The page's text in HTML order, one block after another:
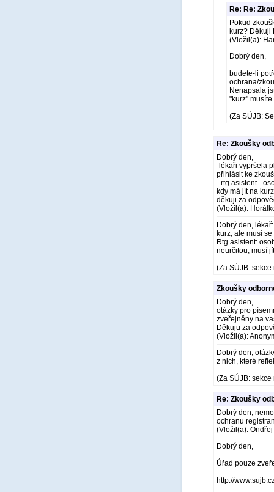
Re: Re:
Pokud
kurz? Děkuji
(Vložil(a):
Dobrý den,
budete-li
ochrana/
Nenapsala
"kurz"
(Za SÚJB:
Re: Zkoušky
Dobrý den,
-lékaři vypršela
přihlásit ke
- rtg asistent -
kdy má jít na kurz
děkuji za
(Vložil(a):
Dobrý den,
kurz, ale musí
Rtg asistent:
neurčitou, musí
(Za SÚJB:
Zkoušky
Dobrý den,
otázky pro
zveřejněny na
Děkuju za
(Vložil(a):
Dobrý den,
z nich, které
(Za SÚJB:
Re: Zkoušky
Dobrý den,
ochranu
(Vložil(a):
Dobrý den,
Úřad pouze
http://